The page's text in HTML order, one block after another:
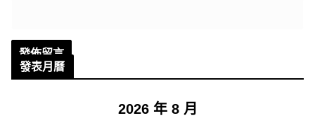
發表月曆
2026 年 8 月